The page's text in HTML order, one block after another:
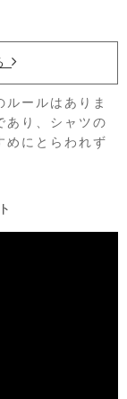
ールはありま
あり、シャツの
めにとらわれず